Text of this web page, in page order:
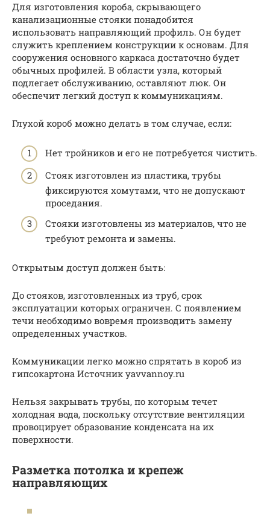
Для изготовления короба, скрывающего
канализационные стояки понадобится
использовать направляющий профиль. Он будет
служить креплением конструкции к основам. Для
сооружения основного каркаса достаточно будет
обычных профилей. В области узла, который
подлегает обслуживанию, оставляют люк. Он
обеспечит легкий доступ к коммуникациям.
Глухой короб можно делать в том случае, если:
Нет тройников и его не потребуется чистить.
Стояк изготовлен из пластика, трубы
фиксируются хомутами, что не допускают
проседания.
Стояки изготовлены из материалов, что не
требуют ремонта и замены.
Открытым доступ должен быть:
До стояков, изготовленных из труб, срок
эксплуатации которых ограничен. С появлением
течи необходимо вовремя производить замену
определенных участков.
Коммуникации легко можно спрятать в короб из
гипсокартона Источник yavvannoy.ru
Нельзя закрывать трубы, по которым течет
холодная вода, поскольку отсутствие вентиляции
провоцирует образование конденсата на их
поверхности.
Разметка потолка и крепеж
направляющих